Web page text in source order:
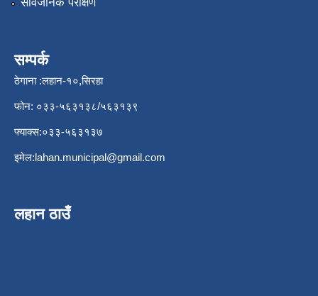
सम्पर्क
ठेगाना :लहान-१०,सिरहा
फोन: ०३३-५६३१३८/५६३१३९
फ्याक्स:०३३-५६३१३७
इमेल:lahan.municipal@gmail.com
लहान ठाउँ